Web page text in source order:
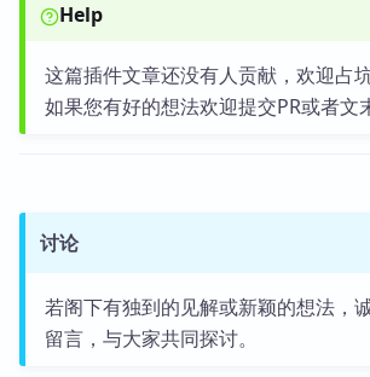
Help
这篇插件文章还没有人贡献，欢迎占
如果您有好的想法欢迎提交PR或者文
讨论
若阁下有独到的见解或新颖的想法，
留言，与大家共同探讨。